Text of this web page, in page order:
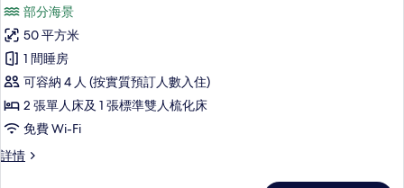
景
的
相
片
海
景
詳
情
所
有
豪
華
公
1
部分海景
50 平方米
1 間睡房
可容納 4 人 (按實質預訂人數入住)
2 張單人床及 1 張標準雙人梳化床
免費 Wi-Fi
詳情
豪